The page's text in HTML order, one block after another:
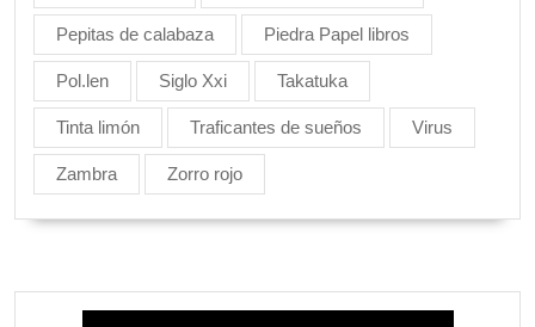
Pepitas de calabaza Piedra Papel libros
Pol.len Siglo Xxi Takatuka
Tinta limón Traficantes de sueños Virus
Zambra Zorro rojo